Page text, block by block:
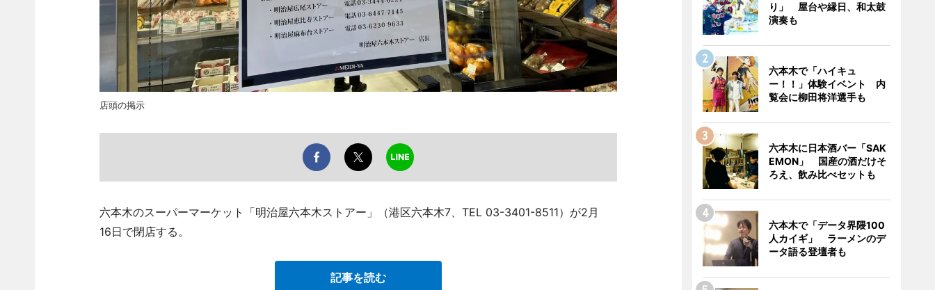
店頭の掲示
六本木のスーパーマーケット「明治屋六本木ストアー」（港区六本木7、TEL 03-3401-8511）が2月
16日で閉店する。
記事を読む
り」 屋台や縁日、和太鼓
演奏も
六本木で「ハイキュ
ー！！」体験イベント 内
覧会に柳田将洋選手も
六本木に日本酒バー「SAK
EMON」 国産の酒だけそ
ろえ、飲み比べセットも
六本木で「データ界隈100
人カイギ」 ラーメンのデ
ータ語る登壇者も